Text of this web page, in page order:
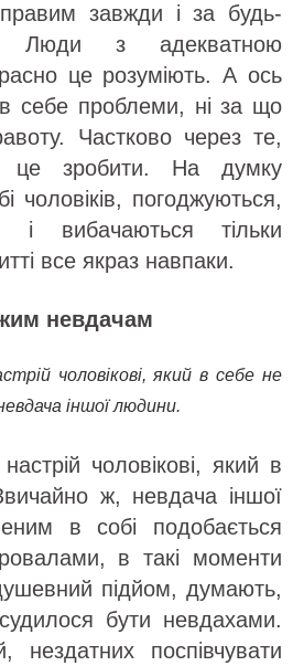
завжди і за будь-
Люди з адекватною
це розуміють. А ось
в себе проблеми, ні за що
Частково через те,
зробити. На думку
чоловіків, погоджуються,
вибачаються тільки
все якраз навпаки.
невдачам
чоловікові, який в себе не
іншої людини.
чоловікові, який в
ж, невдача іншої
в собі подобається
в такі моменти
підйом, думають,
бути невдахами.
поспівчувати